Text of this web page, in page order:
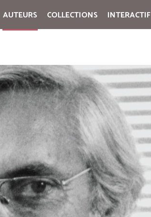
AUTEURS COLLECTIONS INTERACTIF